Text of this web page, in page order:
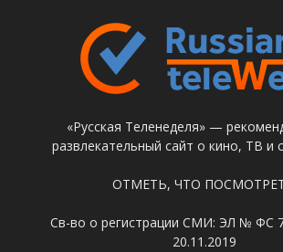
«Русская Теленеделя» —
развлекательный сайт о кино, ТВ и
ОТМЕТЬ, ЧТО
Св-во о регистрации СМИ: ЭЛ № ФС
20.11.2019